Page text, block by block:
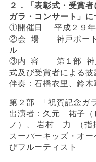
２．「表彰式・受賞
ガラ・コンサート」に
①開催日 平成２９年
②会 場 神戸ポート
ル
③内 容 第１部 神戸
式及び受賞者による披
伴奏：石橋衣里、鈴
第２部 「祝賀記念ガ
出演者：久元 祐子（
ノ）、 岩村 力 （指
スーパーキッズ・オ
びフルーティスト